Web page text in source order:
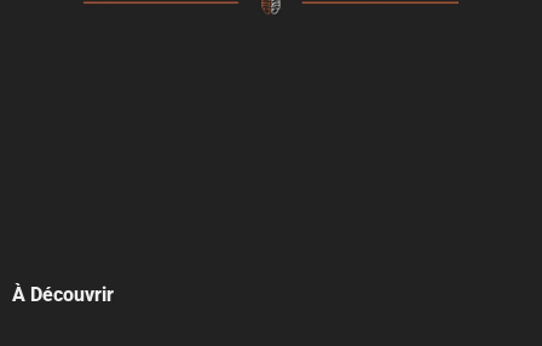
À Découvrir